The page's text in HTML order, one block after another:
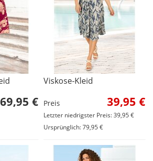
69,95 €
Viskose-Kleid
Preis 39,95 €
Letzter niedrigster Preis: 39,95 €
Ursprünglich: 79,95 €